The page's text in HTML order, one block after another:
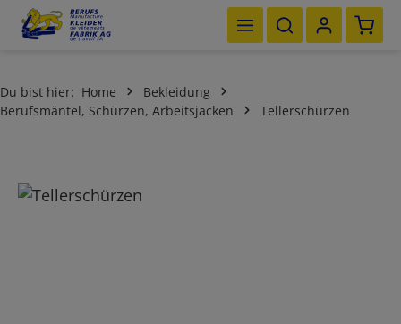
Zum Hauptinhalt springen
Du bist hier: Home
Bekleidung
Berufsmäntel, Schürzen, Arbeitsjacken
Tellerschürzen
Bildergalerie überspringen